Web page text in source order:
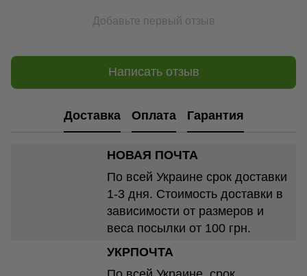
Добавьте первый отзыв
Написать отзыв
Доставка Оплата Гарантия
НОВАЯ ПОЧТА
По всей Украине срок доставки
1-3 дня. Стоимость доставки в
зависимости от размеров и
веса посылки от 100 грн.
УКРПОЧТА